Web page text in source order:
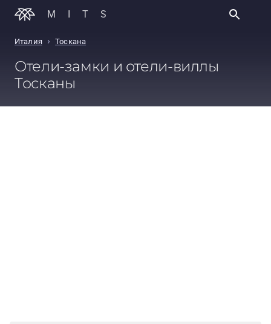
MITS
Италия › Тоскана
Отели-замки и отели-виллы
Тосканы